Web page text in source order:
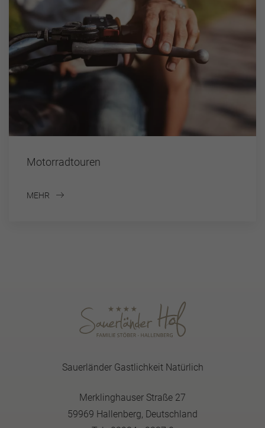
Motorradtouren
MEHR
Sauerländer Gastlichkeit Natürlich
Merklinghauser Straße 27
59969 Hallenberg, Deutschland